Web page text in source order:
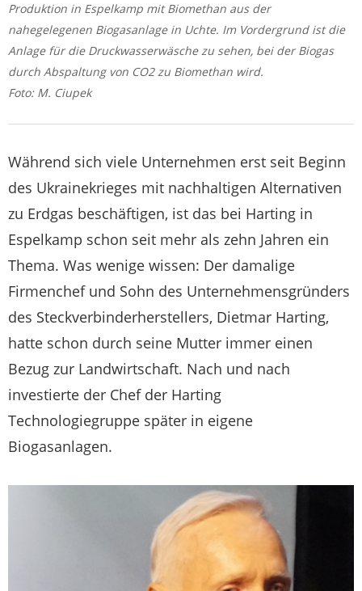
Produktion in Espelkamp mit Biomethan aus der
nahegelegenen Biogasanlage in Uchte. Im Vordergrund ist die
Anlage für die Druckwasserwäsche zu sehen, bei der Biogas
durch Abspaltung von CO2 zu Biomethan wird.
Foto: M. Ciupek
Während sich viele Unternehmen erst seit Beginn
des Ukrainekrieges mit nachhaltigen Alternativen
zu Erdgas beschäftigen, ist das bei Harting in
Espelkamp schon seit mehr als zehn Jahren ein
Thema. Was wenige wissen: Der damalige
Firmenchef und Sohn des Unternehmensgründers
des Steckverbinderherstellers, Dietmar Harting,
hatte schon durch seine Mutter immer einen
Bezug zur Landwirtschaft. Nach und nach
investierte der Chef der Harting
Technologiegruppe später in eigene
Biogasanlagen.